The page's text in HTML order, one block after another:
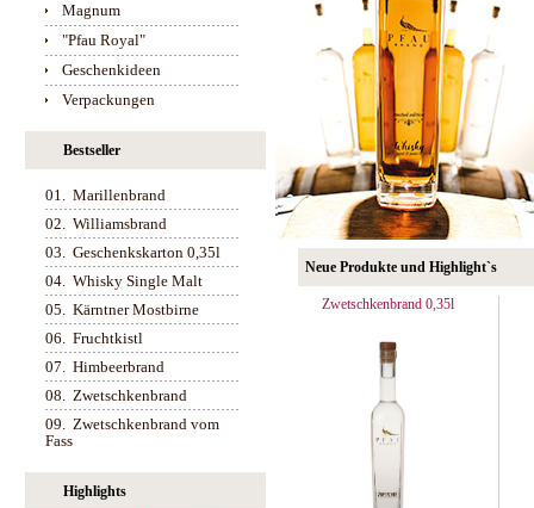
Magnum
"Pfau Royal"
Geschenkideen
Verpackungen
Bestseller
01. Marillenbrand
02. Williamsbrand
03. Geschenkskarton 0,35l
04. Whisky Single Malt
05. Kärntner Mostbirne
06. Fruchtkistl
07. Himbeerbrand
08. Zwetschkenbrand
09. Zwetschkenbrand vom
Fass
Highlights
Neue Produkte und Highlight`s
Zwetschkenbrand 0,35l